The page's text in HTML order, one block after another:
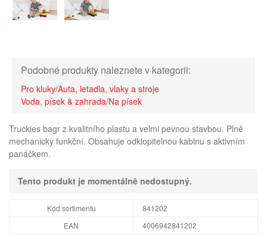
Podobné produkty naleznete v kategorii:
Pro kluky/Auta, letadla, vlaky a stroje
Voda, písek & zahrada/Na písek
Truckies bagr z kvalitního plastu a velmi pevnou stavbou. Plně
mechanicky funkční. Obsahuje odklopitelnou kabinu s aktivním
panáčkem.
Tento produkt je momentálně nedostupný.
Kód sortimentu
841202
EAN
4006942841202